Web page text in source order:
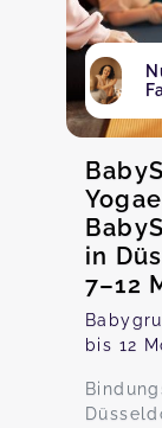
in
7–12
bis 12